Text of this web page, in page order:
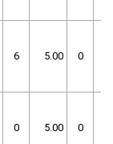
6 5.00 0
0 5.00 0